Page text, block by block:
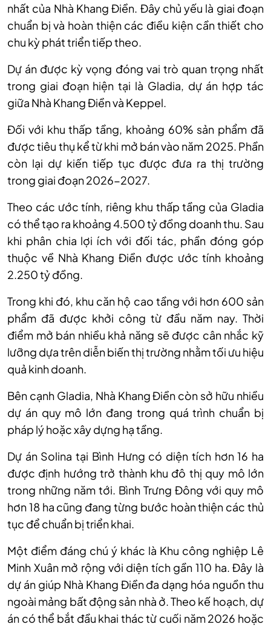
nhất của Nhà Khang Điền. Đây chủ yếu là giai đoạn
chuẩn bị và hoàn thiện các điều kiện cần thiết cho
chu kỳ phát triển tiếp theo.
Dự án được kỳ vọng đóng vai trò quan trọng nhất
trong giai đoạn hiện tại là Gladia, dự án hợp tác
giữa Nhà Khang Điền và Keppel.
Đối với khu thấp tầng, khoảng 60% sản phẩm đã
được tiêu thụ kể từ khi mở bán vào năm 2025. Phần
còn lại dự kiến tiếp tục được đưa ra thị trường
trong giai đoạn 2026-2027.
Theo các ước tính, riêng khu thấp tầng của Gladia
có thể tạo ra khoảng 4.500 tỷ đồng doanh thu. Sau
khi phân chia lợi ích với đối tác, phần đóng góp
thuộc về Nhà Khang Điền được ước tính khoảng
2.250 tỷ đồng.
Trong khi đó, khu căn hộ cao tầng với hơn 600 sản
phẩm đã được khởi công từ đầu năm nay. Thời
điểm mở bán nhiều khả năng sẽ được cân nhắc kỹ
lưỡng dựa trên diễn biến thị trường nhằm tối ưu hiệu
quả kinh doanh.
Bên cạnh Gladia, Nhà Khang Điền còn sở hữu nhiều
dự án quy mô lớn đang trong quá trình chuẩn bị
pháp lý hoặc xây dựng hạ tầng.
Dự án Solina tại Bình Hưng có diện tích hơn 16 ha
được định hướng trở thành khu đô thị quy mô lớn
trong những năm tới. Bình Trưng Đông với quy mô
hơn 18 ha cũng đang từng bước hoàn thiện các thủ
tục để chuẩn bị triển khai.
Một điểm đáng chú ý khác là Khu công nghiệp Lê
Minh Xuân mở rộng với diện tích gần 110 ha. Đây là
dự án giúp Nhà Khang Điền đa dạng hóa nguồn thu
ngoài mảng bất động sản nhà ở. Theo kế hoạch, dự
án có thể bắt đầu khai thác từ cuối năm 2026 hoặc